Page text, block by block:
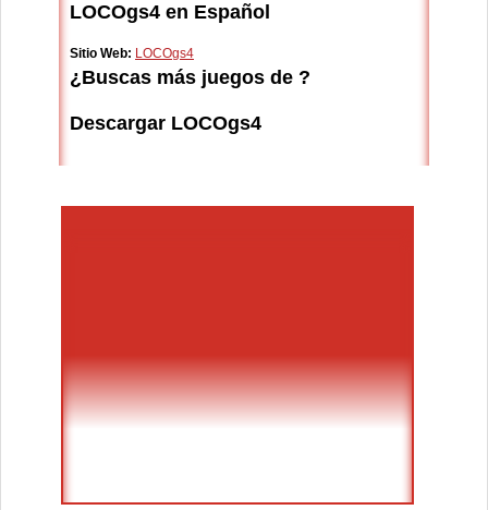
LOCOgs4 en Español
Sitio Web: LOCOgs4
¿Buscas más juegos de ?
Descargar LOCOgs4